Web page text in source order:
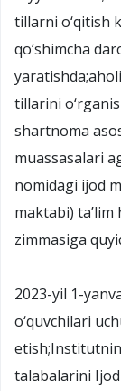
tillarni o‘qitish
qo‘shimcha
tillarini
shartnoma
muassasalari
nomidagi ijod
maktabi)
zimmasiga
2023-yil 1-
o‘quvchilari
talabalarini